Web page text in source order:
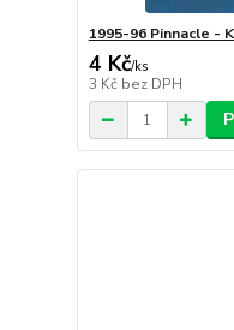
1995-96 Pinnacle -
4 Kč/ks
3 Kč bez DPH